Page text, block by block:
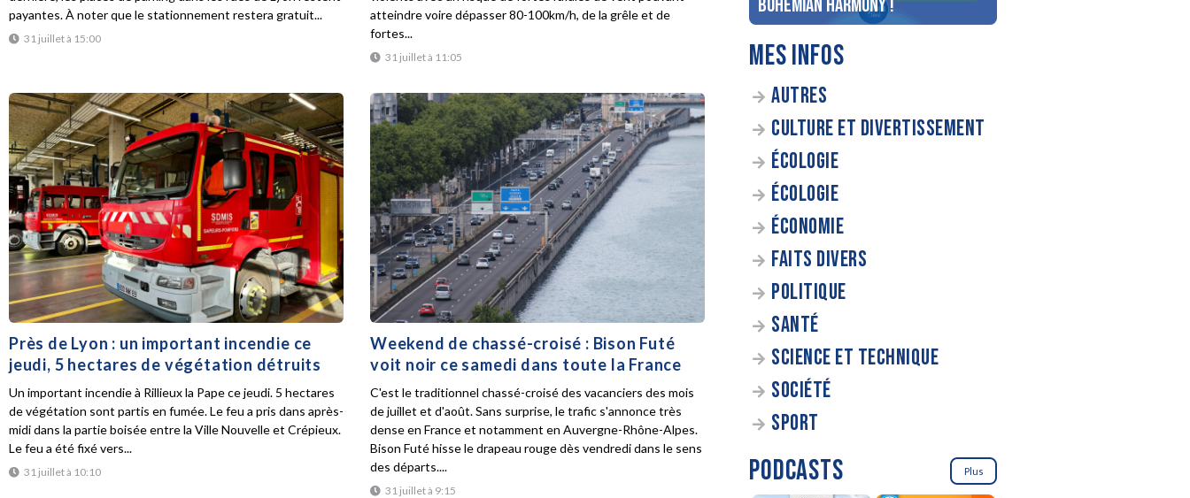
31 juillet à 15:00
payantes. À noter que le stationnement restera gratuit...
31 juillet à 11:05
atteindre voire dépasser 80-100km/h, de la grêle et de
fortes...
Près de Lyon : un important incendie ce
jeudi, 5 hectares de végétation détruits
31 juillet à 10:10
Un important incendie à Rillieux la Pape ce jeudi. 5 hectares
de végétation sont partis en fumée. Le feu a pris dans après-
midi dans la partie boisée entre la Ville Nouvelle et Crépieux.
Le feu a été fixé vers...
Weekend de chassé-croisé : Bison Futé
voit noir ce samedi dans toute la France
31 juillet à 9:15
C'est le traditionnel chassé-croisé des vacanciers des mois
de juillet et d'août. Sans surprise, le trafic s'annonce très
dense en France et notamment en Auvergne-Rhône-Alpes.
Bison Futé hisse le drapeau rouge dès vendredi dans le sens
des départs....
Bohemian Harmony !
MES INFOS
AUTRES
CULTURE ET DIVERTISSEMENT
ÉCOLOGIE
ÉCOLOGIE
ÉCONOMIE
FAITS DIVERS
POLITIQUE
SANTÉ
SCIENCE ET TECHNIQUE
SOCIÉTÉ
SPORT
PODCASTS Plus